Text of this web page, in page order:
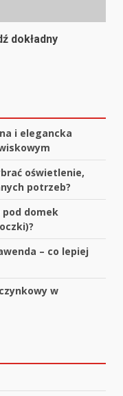
dokładny
i elegancka
oświetlenie,
potrzeb?
pod domek
– co lepiej
w